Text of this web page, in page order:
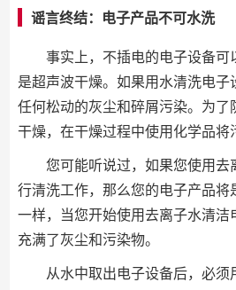
谣言终结：电子产品不可水洗
事实上，不插电的电子设备可
是超声波干燥。如果用水清洗电子
任何松动的灰尘和碎屑污染。为了
干燥，在干燥过程中使用化学品将
您可能听说过，如果您使用去
行清洗工作，那么您的电子产品将
一样，当您开始使用去离子水清洁
充满了灰尘和污染物。
从水中取出电子设备后，必